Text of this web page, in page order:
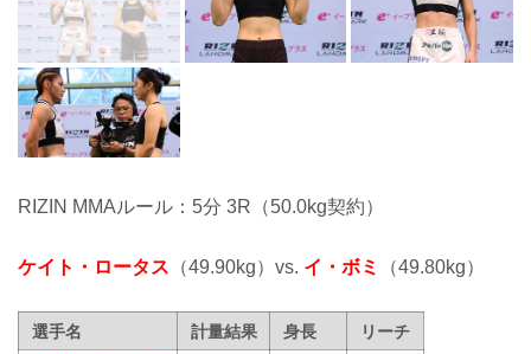
RIZIN MMAルール：5分 3R（50.0kg契約）
ケイト・ロータス （49.90kg）vs. イ・ボミ （49.80kg）
選手名 計量結果 身長
リーチ